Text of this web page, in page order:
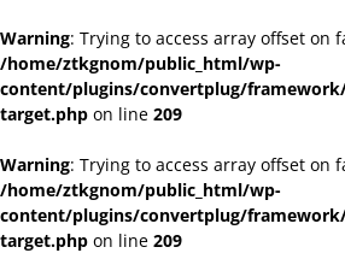
Warning: Trying to access array offset on
/home/ztkgnom/public_html/wp-
content/plugins/convertplug/
target.php on line 209
Warning: Trying to access array offset on
/home/ztkgnom/public_html/wp-
content/plugins/convertplug/
target.php on line 209